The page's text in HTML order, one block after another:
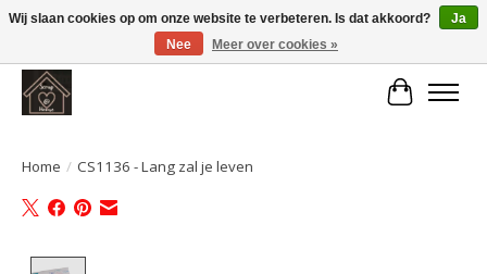
Large selection of products and fast shipping!
Home / CS1136 - Lang zal je leven
Wij slaan cookies op om onze website te verbeteren. Is dat akkoord?
Ja
Nee
Meer over cookies »